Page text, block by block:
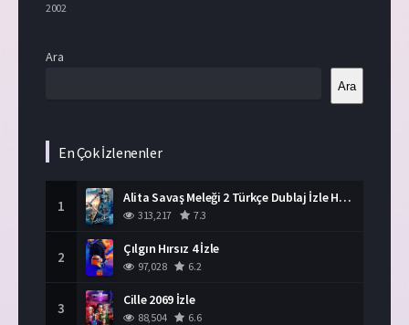
2002
Ara
Ara
En Çok İzlenenler
1 Alita Savaş Meleği 2 Türkçe Dublaj İzle HD Film
313,217 7.3
2 Çılgın Hırsız 4 İzle
97,028 6.2
3 Cille 2069 İzle
88,504 6.6